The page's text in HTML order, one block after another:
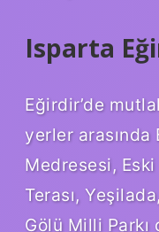
Isparta
Eğirdir’de
yerler arasında
Medresesi,
Terası,
Gölü Milli Parkı